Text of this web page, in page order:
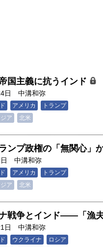
国主義に抗うインド
日
中溝和弥
アメリカ トランプ
ア 北米
ンプ政権の「無関心」
中溝和弥
アメリカ トランプ
ア 北米
戦争とインド――「漁
日
中溝和弥
ウクライナ ロシア